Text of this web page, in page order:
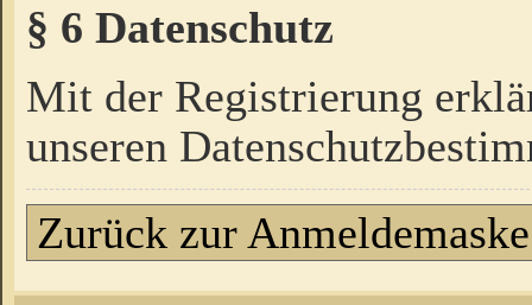
§ 6 Datenschutz
Mit der Registrierung
unseren
Zurück zur Anmeldemaske